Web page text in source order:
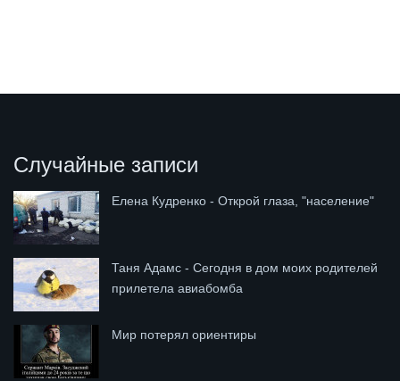
Случайные записи
Елена Кудренко - Открой глаза, "население"
Таня Адамс - Сегодня в дом моих родителей
прилетела авиабомба
Мир потерял ориентиры